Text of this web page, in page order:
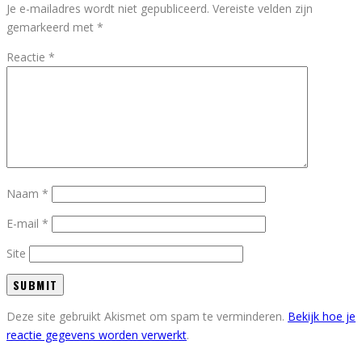
Je e-mailadres wordt niet gepubliceerd. Vereiste velden zijn
gemarkeerd met *
Reactie *
Naam *
E-mail *
Site
Deze site gebruikt Akismet om spam te verminderen. Bekijk hoe je
reactie gegevens worden verwerkt.